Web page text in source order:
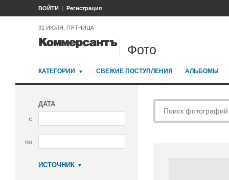
ВОЙТИ Регистрация
31 ИЮЛЯ, ПЯТНИЦА
Фото
КАТЕГОРИИ СВЕЖИЕ ПОСТУПЛЕНИЯ АЛЬБОМЫ
ДАТА
с
по
ИСТОЧНИК